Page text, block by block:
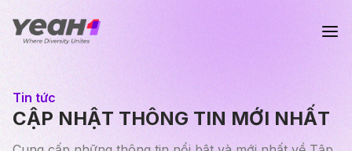
Tin tức
CẬP NHẬT THÔNG TIN MỚI NHẤT